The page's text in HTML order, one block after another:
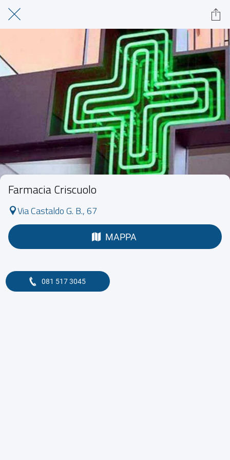
Farmacia Criscuolo
Via Castaldo G. B., 67
MAPPA
081 517 3045